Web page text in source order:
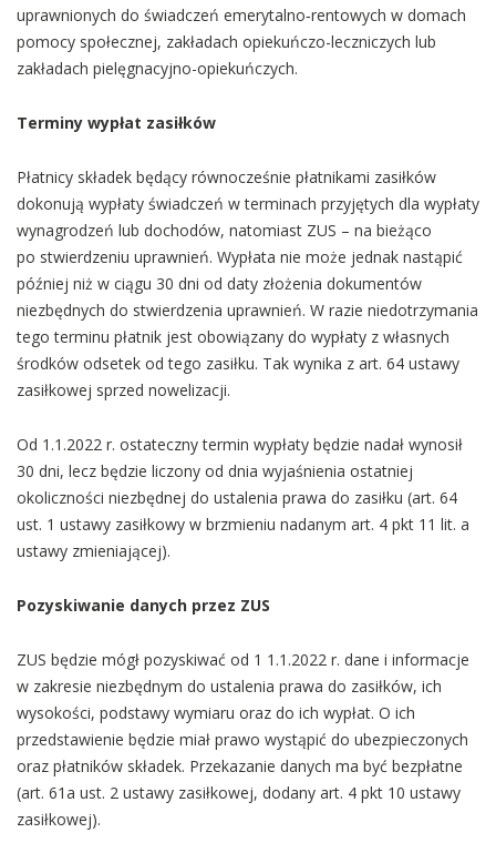
uprawnionych do świadczeń emerytalno‑rentowych w domach
pomocy społecznej, zakładach opiekuńczo-leczniczych lub
zakładach pielęgnacyjno-opiekuńczych.
Terminy wypłat zasiłków
Płatnicy składek będący równocześnie płatnikami zasiłków
dokonują wypłaty świadczeń w terminach przyjętych dla wypłaty
wynagrodzeń lub dochodów, natomiast ZUS – na bieżąco
po stwierdzeniu uprawnień. Wypłata nie może jednak nastąpić
później niż w ciągu 30 dni od daty złożenia dokumentów
niezbędnych do stwierdzenia uprawnień. W razie niedotrzymania
tego terminu płatnik jest obowiązany do wypłaty z własnych
środków odsetek od tego zasiłku. Tak wynika z art. 64 ustawy
zasiłkowej sprzed nowelizacji.
Od 1.1.2022 r. ostateczny termin wypłaty będzie nadał wynosił
30 dni, lecz będzie liczony od dnia wyjaśnienia ostatniej
okoliczności niezbędnej do ustalenia prawa do zasiłku (art. 64
ust. 1 ustawy zasiłkowy w brzmieniu nadanym art. 4 pkt 11 lit. a
ustawy zmieniającej).
Pozyskiwanie danych przez ZUS
ZUS będzie mógł pozyskiwać od 1 1.1.2022 r. dane i informacje
w zakresie niezbędnym do ustalenia prawa do zasiłków, ich
wysokości, podstawy wymiaru oraz do ich wypłat. O ich
przedstawienie będzie miał prawo wystąpić do ubezpieczonych
oraz płatników składek. Przekazanie danych ma być bezpłatne
(art. 61a ust. 2 ustawy zasiłkowej, dodany art. 4 pkt 10 ustawy
zasiłkowej).